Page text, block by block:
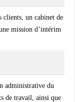
clients, un cabinet de
mission d’intérim
administrative du
de travail, ainsi que